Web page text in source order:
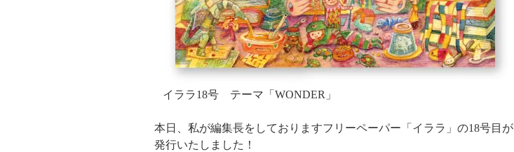
イララ18号 テーマ「WONDER」
本日、私が編集長をしておりますフリーペーパー「イララ」の18号目が
発行いたしました！